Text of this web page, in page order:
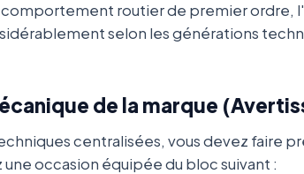
comportement routier de premier ordre,
selon les générations
de la marque
centralisées, vous devez faire
occasion équipée du bloc suivant :